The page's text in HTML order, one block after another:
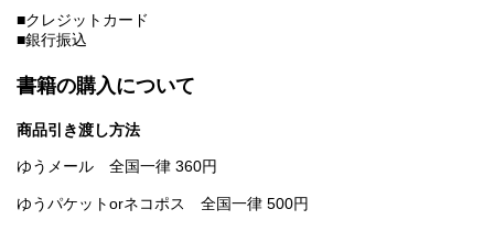
■クレジットカード
■銀行振込
書籍の購入について
商品引き渡し方法
ゆうメール 全国一律 360円
ゆうパケットorネコポス 全国一律 500円